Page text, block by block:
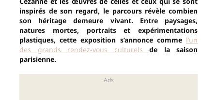
inspirés de son regard, le parcours révèle combien
son héritage demeure vivant. Entre paysages,
natures mortes, portraits et expérimentations
plastiques, cette exposition s’annonce comme l’un
des grands rendez-vous culturels de la saison
parisienne.